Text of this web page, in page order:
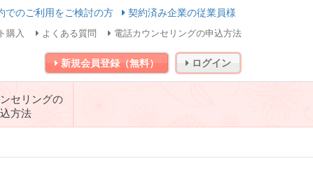
でのご利用をご検討の方 契約済み企業の従業員様
購入 よくある質問 電話カウンセリングの申込方法
新規会員登録（無料） ログイン
セリングの
方法